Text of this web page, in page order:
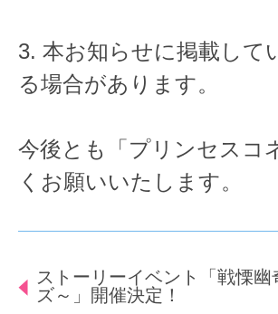
3. 本お知らせに掲載して
る場合があります。
今後とも「プリンセスコ
くお願いいたします。
ストーリーイベント「戦慄
ズ～」開催決定！